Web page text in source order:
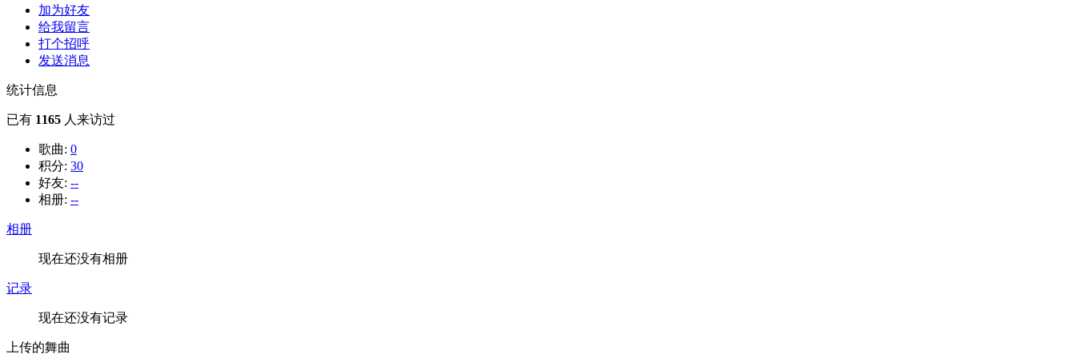
加为好友
给我留言
打个招呼
发送消息
统计信息
已有 1165 人来访过
歌曲: 0
积分: 30
好友: --
相册: --
相册
现在还没有相册
记录
现在还没有记录
上传的舞曲